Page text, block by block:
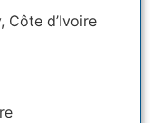
Côte d’Ivoire